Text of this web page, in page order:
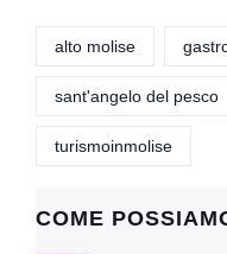
c
b
o
k
at
A
p
tt
alto molise
sant'angelo del pesco
turismoinmolise
COME